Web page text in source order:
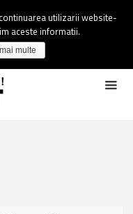
utilizarii website-
aceste informatii.
multe